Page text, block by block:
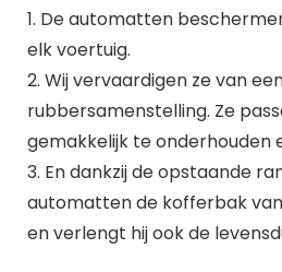
1. De automatten
elk voertuig.
2. Wij vervaardigen ze van
rubbersamenstelling. Ze
gemakkelijk te onderhouden
3. En dankzij de opstaande
automatten de kofferbak
en verlengt hij ook de